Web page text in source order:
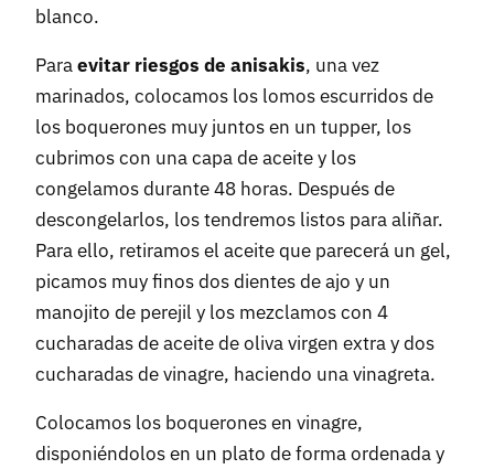
blanco.
Paraevitar riesgos de anisakis, una vez
marinados, colocamos los lomos escurridos de
los boquerones muy juntos en un tupper, los
cubrimos con una capa de aceite y los
congelamos durante 48 horas. Después de
descongelarlos, los tendremos listos para aliñar.
Para ello, retiramos el aceite que parecerá un gel,
picamos muy finos dos dientes de ajo y un
manojito de perejil y los mezclamos con 4
cucharadas de aceite de oliva virgen extra y dos
cucharadas de vinagre, haciendo una vinagreta.
Colocamos los boquerones en vinagre,
disponiéndolos en un plato de forma ordenada y